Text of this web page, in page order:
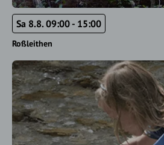
Sa 8.8. 09:00 - 15:00
Roßleithen